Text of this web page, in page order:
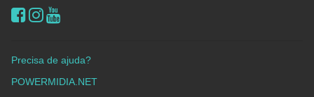
Precisa de ajuda?
POWERMIDIA.NET